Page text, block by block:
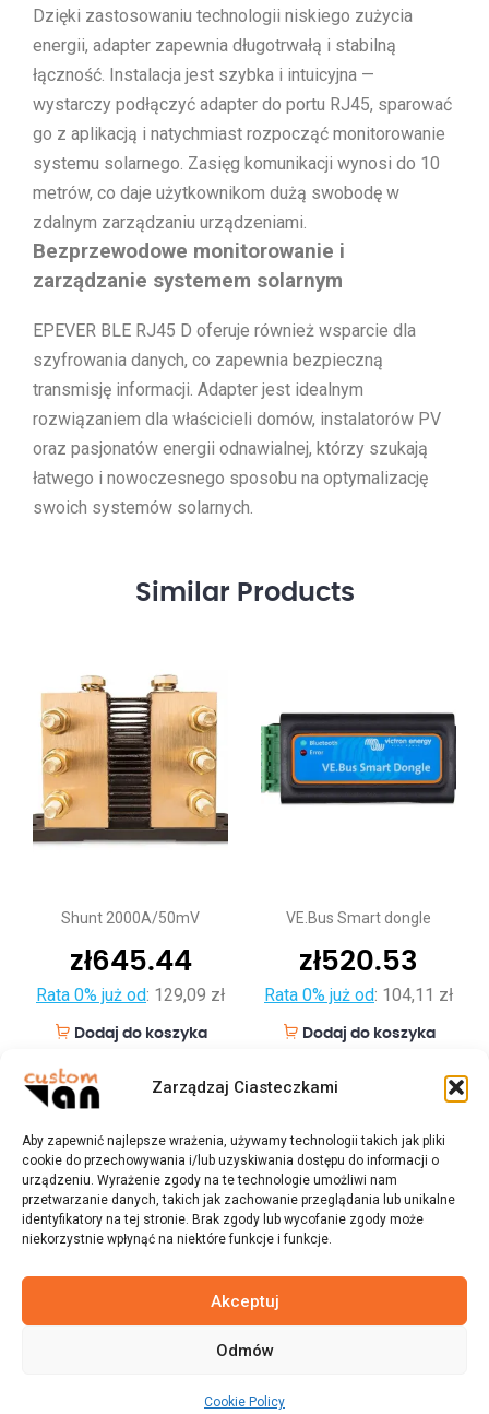
Zarządzaj Ciasteczkami
Aby zapewnić najlepsze wrażenia, używamy technologii takich jak pliki
cookie do przechowywania i/lub uzyskiwania dostępu do informacji o
urządzeniu. Wyrażenie zgody na te technologie umożliwi nam
przetwarzanie danych, takich jak zachowanie przeglądania lub unikalne
identyfikatory na tej stronie. Brak zgody lub wycofanie zgody może
niekorzystnie wpłynąć na niektóre funkcje i funkcje.
Akceptuj
Odmów
Cookie Policy
Dzięki zastosowaniu technologii niskiego zużycia
energii, adapter zapewnia długotrwałą i stabilną
łączność. Instalacja jest szybka i intuicyjna —
wystarczy podłączyć adapter do portu RJ45, sparować
go z aplikacją i natychmiast rozpocząć monitorowanie
systemu solarnego. Zasięg komunikacji wynosi do 10
metrów, co daje użytkownikom dużą swobodę w
zdalnym zarządzaniu urządzeniami.
Bezprzewodowe monitorowanie i
zarządzanie systemem solarnym
EPEVER BLE RJ45 D oferuje również wsparcie dla
szyfrowania danych, co zapewnia bezpieczną
transmisję informacji. Adapter jest idealnym
rozwiązaniem dla właścicieli domów, instalatorów PV
oraz pasjonatów energii odnawialnej, którzy szukają
łatwego i nowoczesnego sposobu na optymalizację
swoich systemów solarnych.
Similar Products
Shunt 2000A/50mV
zł645.44
Rata 0% już od: 129,09 zł
Dodaj do koszyka
VE.Bus Smart dongle
zł520.53
Rata 0% już od: 104,11 zł
Dodaj do koszyka